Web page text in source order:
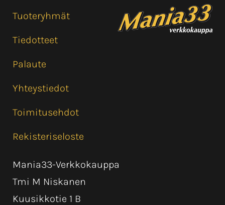
Tuoteryhmät
Tiedotteet
Palaute
Yhteystiedot
Toimitusehdot
Rekisteriseloste
Mania33-Verkkokauppa
Tmi M Niskanen
Kuusikkotie 1 B